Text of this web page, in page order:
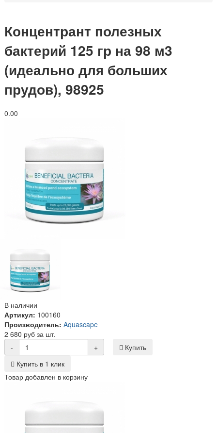
Концентрант полезных
бактерий 125 гр на 98 м3
(идеально для больших
прудов), 98925
0.00
В наличии
Артикул: 100160
Производитель: Aquascape
2 680 руб за шт.
-
+
Купить
Купить в 1 клик
Товар добавлен в корзину